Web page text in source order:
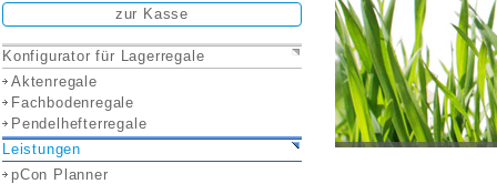
zur Kasse
Konfigurator für Lagerregale
Aktenregale
Fachbodenregale
Pendelhefterregale
Leistungen
pCon Planner